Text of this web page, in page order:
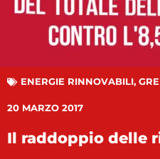
ENERGIE RINNOVABILI,
20 MARZO 2017
Il raddoppio delle